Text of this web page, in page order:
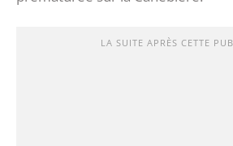
LA SUITE APRÈS CETTE